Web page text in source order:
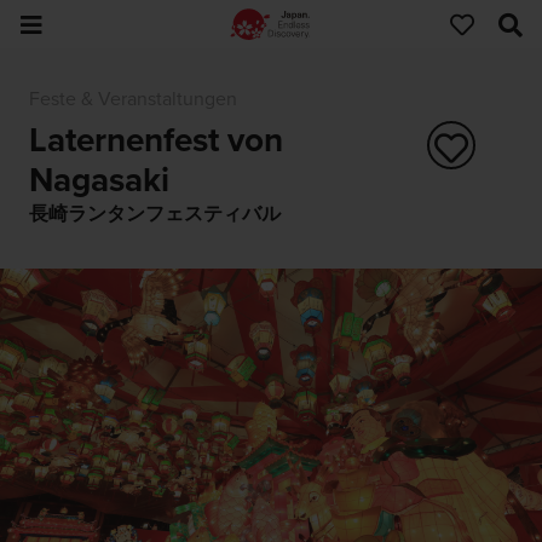
Laternenfest von
Nagasaki
長崎ランタンフェスティバル